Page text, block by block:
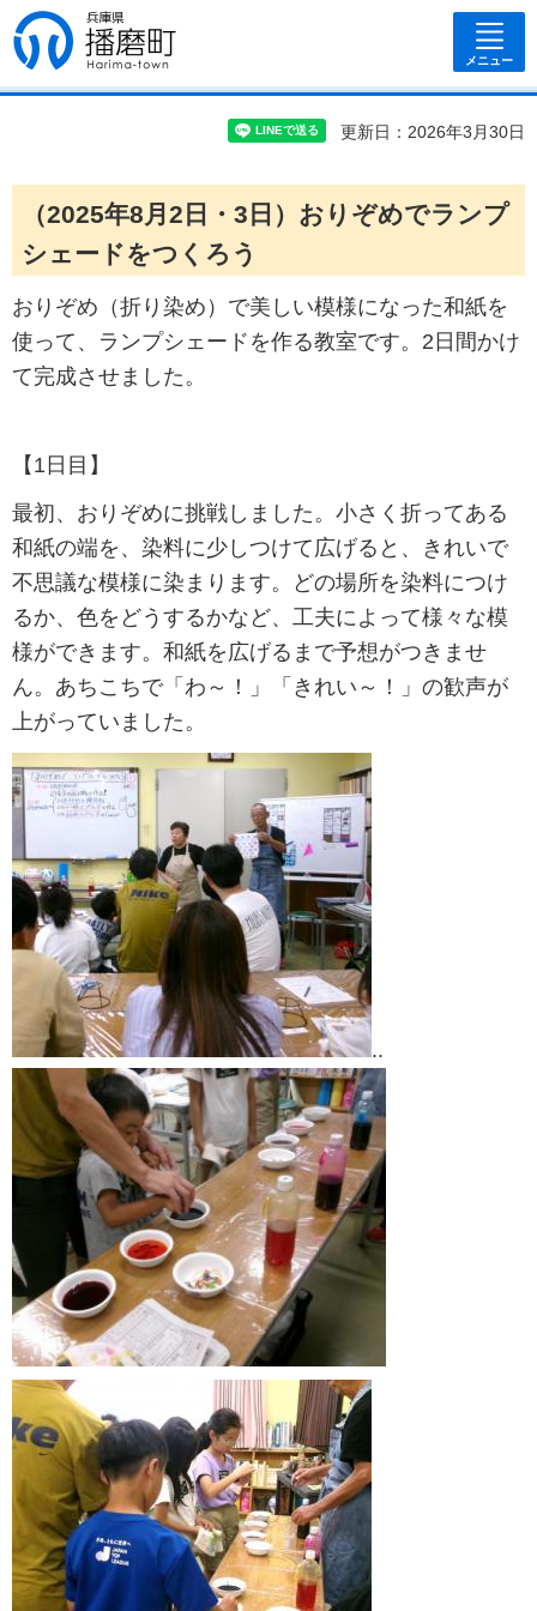
兵庫県 播磨
町
メニュー
更新日：2026年3月30日
（2025年8月2日・3日）おりぞめでランプ
シェードをつくろう
おりぞめ（折り染め）で美しい模様になった和紙を
使って、ランプシェードを作る教室です。2日間かけ
て完成させました。
【1日目】
最初、おりぞめに挑戦しました。小さく折ってある
和紙の端を、染料に少しつけて広げると、きれいで
不思議な模様に染まります。どの場所を染料につけ
るか、色をどうするかなど、工夫によって様々な模
様ができます。和紙を広げるまで予想がつきませ
ん。あちこちで「わ～！」「きれい～！」の歓声が
上がっていました。
..